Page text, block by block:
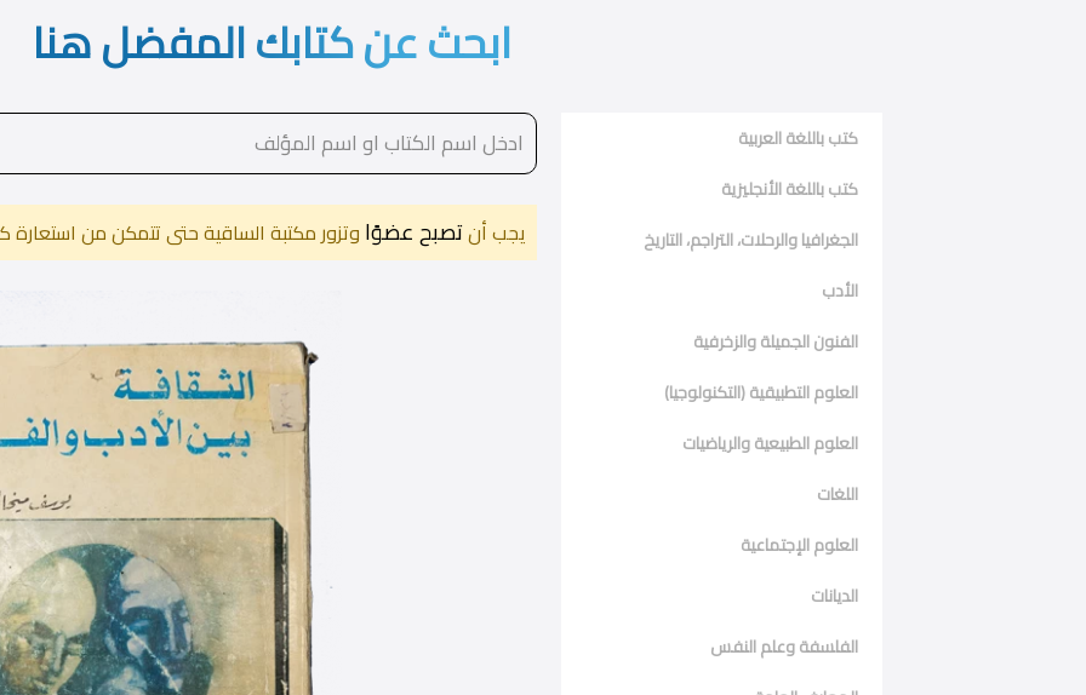
ابحث عن كتابك المفضل هنا
كتب باللغة العربية
كتب باللغة الأنجليزية
الجغرافيا والرحلات، التراجم، التاريخ
الأدب
الفنون الجميلة والزخرفية
العلوم التطبيقية (التكنولوجيا)
العلوم الطبيعية والرياضيات
اللغات
العلوم الإجتماعية
الديانات
الفلسفة وعلم النفس
يجب أنتصبح عضوًا وتزور مكتبة الساقية حتى تتمكن من استعارة